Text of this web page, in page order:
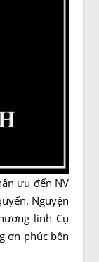
ưu đến NV
Nguyện
linh Cụ
ơn phúc bên